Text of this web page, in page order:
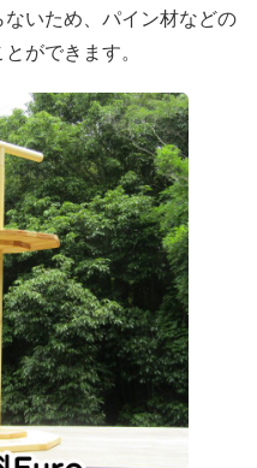
いため、パイン材などの
ができます。